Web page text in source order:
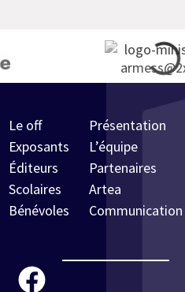
Le off
Exposants
Éditeurs
Scolaires
Bénévoles
Présentation
L’équipe
Partenaires
Artea
Communication